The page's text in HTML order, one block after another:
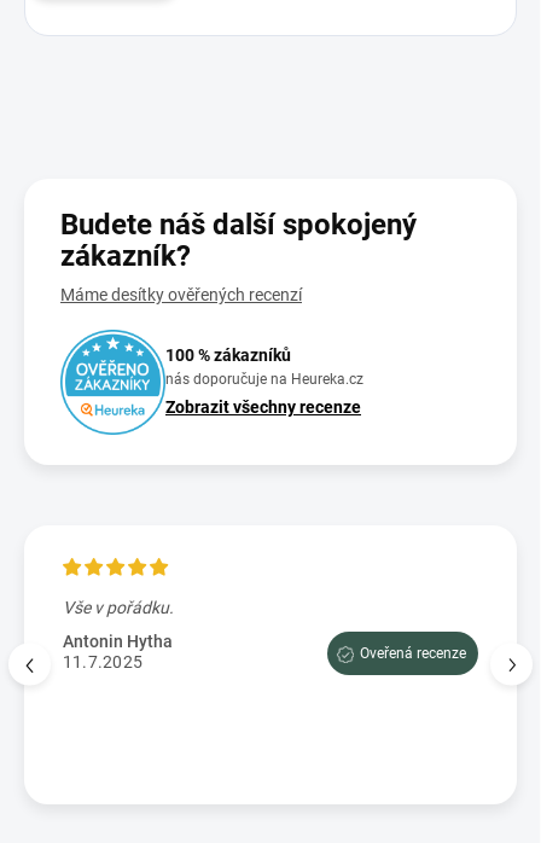
Budete náš další spokojený
zákazník?
Máme desítky ověřených recenzí
100 % zákazníků
nás doporučuje na Heureka.cz
Zobrazit všechny recenze
Vše v pořádku.
Antonin Hytha
11.7.2025
Oveřená recenze